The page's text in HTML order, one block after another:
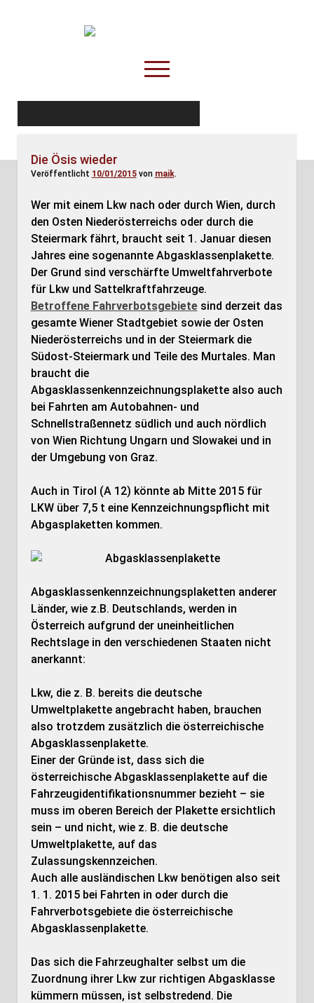
TruckOnline.de
open
menu
facebook
threadslinkedinyoutube
rss
Disposition
Die Ösis wieder
Veröffentlicht 10/01/2015von maik.
Wer mit einem Lkw nach oder durch Wien, durch
den Osten Niederösterreichs oder durch die
Steiermark fährt, braucht seit 1. Januar diesen
Jahres eine sogenannte Abgasklassenplakette.
Der Grund sind verschärfte Umweltfahrverbote
für Lkw und Sattelkraftfahrzeuge.
Betroffene Fahrverbotsgebietesind derzeit das
gesamte Wiener Stadtgebiet sowie der Osten
Niederösterreichs und in der Steiermark die
Südost-Steiermark und Teile des Murtales. Man
braucht die
Abgasklassenkennzeichnungsplakette also auch
bei Fahrten am Autobahnen- und
Schnellstraßennetz südlich und auch nördlich
von Wien Richtung Ungarn und Slowakei und in
der Umgebung von Graz.
Auch in Tirol (A 12) könnte ab Mitte 2015 für
LKW über 7,5 t eine Kennzeichnungspflicht mit
Abgasplaketten kommen.
Abgasklassenkennzeichnungsplaketten anderer
Länder, wie z.B. Deutschlands, werden in
Österreich aufgrund der uneinheitlichen
Rechtslage in den verschiedenen Staaten nicht
anerkannt:
Lkw, die z. B. bereits die deutsche
Umweltplakette angebracht haben, brauchen
also trotzdem zusätzlich die österreichische
Abgasklassenplakette.
Einer der Gründe ist, dass sich die
österreichische Abgasklassenplakette auf die
Fahrzeugidentifikationsnummer bezieht – sie
muss im oberen Bereich der Plakette ersichtlich
sein – und nicht, wie z. B. die deutsche
Umweltplakette, auf das
Zulassungskennzeichen.
Auch alle ausländischen Lkw benötigen also seit
1. 1. 2015 bei Fahrten in oder durch die
Fahrverbotsgebiete die österreichische
Abgasklassenplakette.
Das sich die Fahrzeughalter selbst um die
Zuordnung ihrer Lkw zur richtigen Abgasklasse
kümmern müssen, ist selbstredend. Die